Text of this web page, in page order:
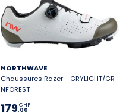
NORTHWAVE
Chaussures Razer - GRYLIGHT/GR
NFOREST
179,00
CHF